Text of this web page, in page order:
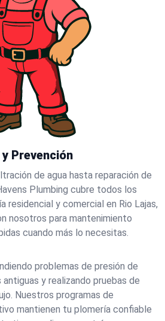
Prevención
de agua hasta reparación de
Plumbing cubre todos los
residencial y comercial en Rio Lajas,
nosotros para mantenimiento
cuando más lo necesitas.
problemas de presión de
antiguas y realizando pruebas de
Nuestros programas de
mantienen tu plomería confiable